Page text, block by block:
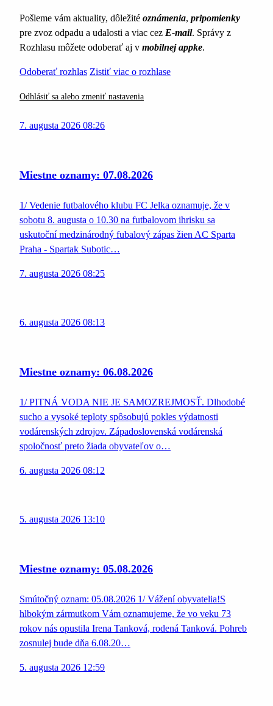
Pošleme vám aktuality, dôležité oznámenia, pripomienky
pre zvoz odpadu a udalosti a viac cez E-mail. Správy z
Rozhlasu môžete odoberať aj v mobilnej appke.
Odoberať rozhlas Zistiť viac o rozhlase
Odhlásiť sa alebo zmeniť nastavenia
7. augusta 2026 08:26
Miestne oznamy: 07.08.2026
1/ Vedenie futbalového klubu FC Jelka oznamuje, že v
sobotu 8. augusta o 10.30 na futbalovom ihrisku sa
uskutoční medzinárodný fubalový zápas žien AC Sparta
Praha - Spartak Subotic…
7. augusta 2026 08:25
6. augusta 2026 08:13
Miestne oznamy: 06.08.2026
1/ PITNÁ VODA NIE JE SAMOZREJMOSŤ. Dlhodobé
sucho a vysoké teploty spôsobujú pokles výdatnosti
vodárenských zdrojov. Západoslovenská vodárenská
spoločnosť preto žiada obyvateľov o…
6. augusta 2026 08:12
5. augusta 2026 13:10
Miestne oznamy: 05.08.2026
Smútočný oznam: 05.08.2026 1/ Vážení obyvatelia!S
hlbokým zármutkom Vám oznamujeme, že vo veku 73
rokov nás opustila Irena Tanková, rodená Tanková. Pohreb
zosnulej bude dňa 6.08.20…
5. augusta 2026 12:59